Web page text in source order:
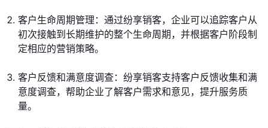
客户生命周期管理：通过纷享销客，企业可以追踪客户从
初次接触到长期维护的整个生命周期，并根据客户阶段制
定相应的营销策略。
客户反馈和满意度调查：纷享销客支持客户反馈收集和满
意度调查，帮助企业了解客户需求和意见，提升服务质
量。